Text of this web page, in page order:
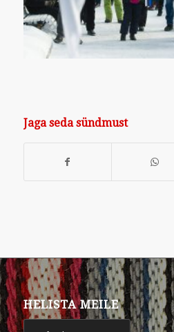
Jaga seda sündmust
HELISTA MEILE